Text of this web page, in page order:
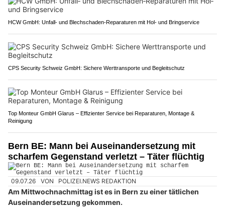
HCW GmbH: Unfall‑ und Blechschaden‑Reparaturen mit Hol‑ und Bringservice
CPS Security Schweiz GmbH: Sichere Werttransporte und Begleitschutz
Top Monteur GmbH Glarus – Effizienter Service bei Reparaturen, Montage &
Reinigung
Bern BE: Mann bei Auseinandersetzung mit
scharfem Gegenstand verletzt – Täter flüchtig
09.07.26 VON POLIZEI.NEWS REDAKTION
Am Mittwochnachmittag ist es in Bern zu einer tätlichen
Auseinandersetzung gekommen.